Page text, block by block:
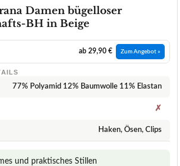
Damen bügelloser
BH in Beige
ab 29,90 € Zum Angebot »
77% Polyamid 12% Baumwolle 11% Elastan
✗
Haken, Ösen, Clips
und praktisches Stillen